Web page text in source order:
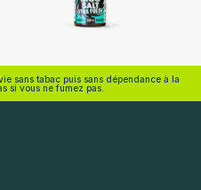
sans tabac puis sans dépendance à la
si vous ne fumez pas.